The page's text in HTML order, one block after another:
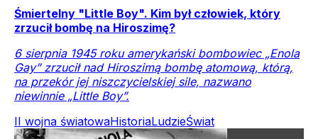
Śmiertelny "Little Boy". Kim był człowiek, który
zrzucił bombę na Hiroszimę?
6 sierpnia 1945 roku amerykański bombowiec „Enola
Gay” zrzucił nad Hiroszimą bombę atomową, którą,
na przekór jej niszczycielskiej sile, nazwano
niewinnie „Little Boy”.
II wojna światowaHistoriaLudzieŚwiat